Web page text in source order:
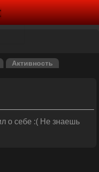
Активность
о себе :( Не знаешь